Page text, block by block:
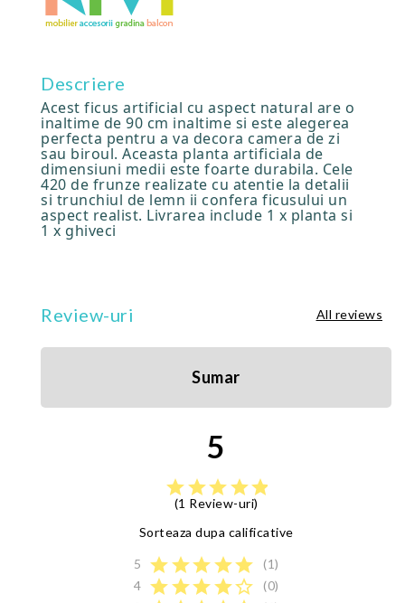
Descriere
Acest ficus artificial cu aspect natural are o
inaltime de 90 cm inaltime si este alegerea
perfecta pentru a va decora camera de zi
sau biroul. Aceasta planta artificiala de
dimensiuni medii este foarte durabila. Cele
420 de frunze realizate cu atentie la detalii
si trunchiul de lemn ii confera ficusului un
aspect realist. Livrarea include 1 x planta si
1 x ghiveci
Review-uri All reviews
Sumar
5
starstarstarstarstar
(1 Review-uri)
Sorteaza dupa calificative
5 starstarstarstarstar
(1)
4 starstarstarstarstar_border
(0)